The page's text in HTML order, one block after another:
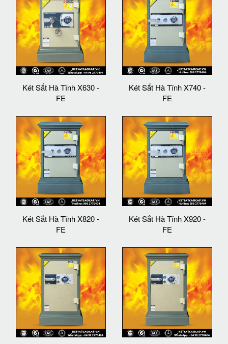
Két Sắt Hà Tĩnh X630 -
FE
Két Sắt Hà Tĩnh X740 -
FE
Két Sắt Hà Tĩnh X820 -
FE
Két Sắt Hà Tĩnh X920 -
FE